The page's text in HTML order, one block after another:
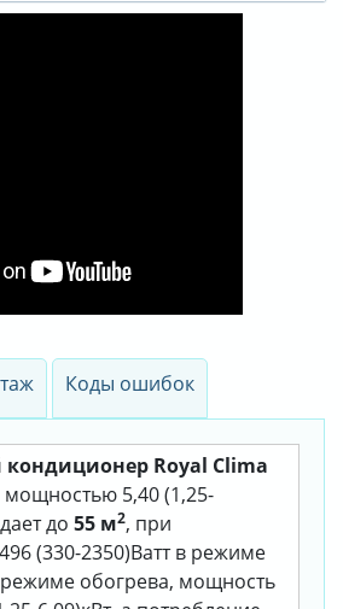
Коды ошибок
Royal Clima
мощностью 5,40 (1,25-
до 55 м2, при
(330-2350)Ватт в режиме
обогрева, мощность